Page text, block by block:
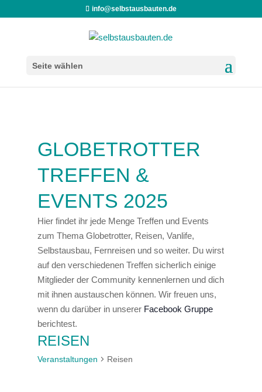
info@selbstausbauten.de
Seite wählen
GLOBETROTTER
TREFFEN &
EVENTS 2025
Hier findet ihr jede Menge Treffen und Events
zum Thema Globetrotter, Reisen, Vanlife,
Selbstausbau, Fernreisen und so weiter. Du wirst
auf den verschiedenen Treffen sicherlich einige
Mitglieder der Community kennenlernen und dich
mit ihnen austauschen können. Wir freuen uns,
wenn du darüber in unserer Facebook Gruppe
berichtest.
REISEN
Veranstaltungen Reisen